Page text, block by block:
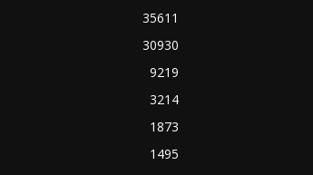
35611
30930
9219
3214
1873
1495